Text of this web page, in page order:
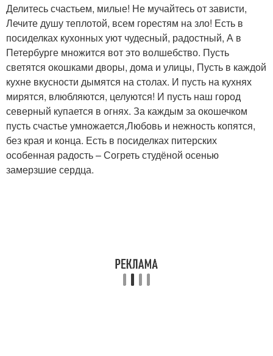
Делитесь счастьем, милые! Не мучайтесь от зависти,
Лечите душу теплотой, всем горестям на зло! Есть в
посиделках кухонных уют чудесный, радостный, А в
Петербурге множится вот это волшебство. Пусть
светятся окошками дворы, дома и улицы, Пусть в каждой
кухне вкусности дымятся на столах. И пусть на кухнях
мирятся, влюбляются, целуются! И пусть наш город
северный купается в огнях. За каждым за окошечком
пусть счастье умножается,Любовь и нежность копятся,
без края и конца. Есть в посиделках питерских
особенная радость – Согреть студёной осенью
замерзшие сердца.